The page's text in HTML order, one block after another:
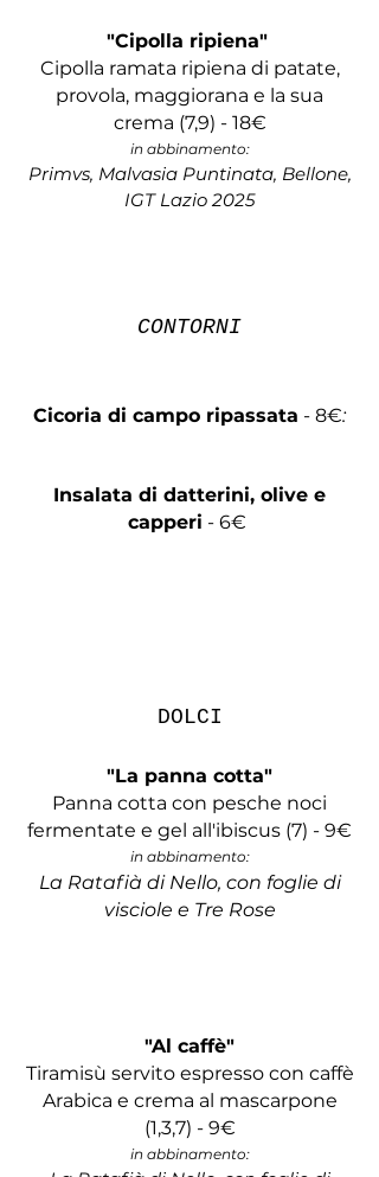
"Cipolla ripiena"
Cipolla ramata ripiena di patate,
provola, maggiorana e la sua
crema (7,9) - 18€
in abbinamento:
Primvs, Malvasia Puntinata, Bellone,
IGT Lazio 2025
CONTORNI
Cicoria di campo ripassata - 8€:
Insalata di datterini, olive e
capperi - 6€
DOLCI​​​​​
"La panna cotta"
Panna cotta con pesche noci
fermentate e gel all'ibiscus (7) - 9€
in abbinamento:
La Ratafià di Nello, con foglie di
visciole e Tre Rose
"Al caffè"
Tiramisù servito espresso con caffè
Arabica e crema al mascarpone
(1,3,7) - 9€
in abbinamento: